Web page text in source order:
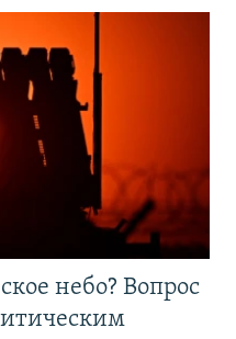
небо? Вопрос